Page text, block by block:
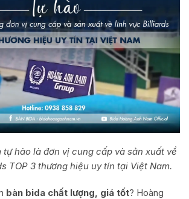
tự hào là đơn vị cung cấp và sản xuất về
TOP 3 thương hiệu uy tín tại Việt Nam.
bàn bida chất lượng, giá tốt? Hoàng